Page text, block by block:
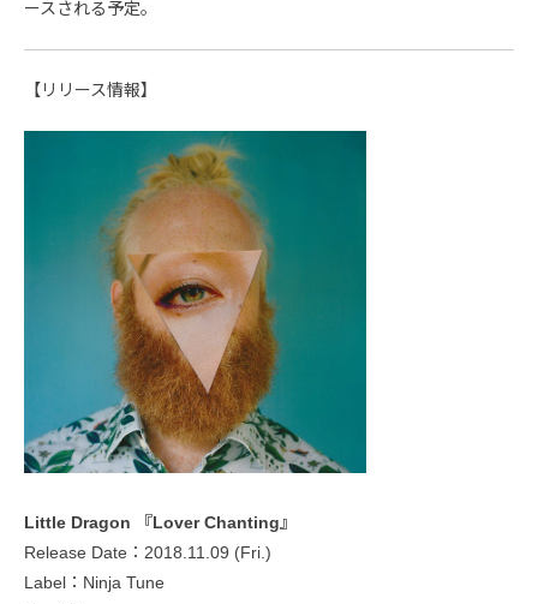
ースされる予定。
【リリース情報】
Little Dragon 『Lover Chanting』
Release Date：2018.11.09 (Fri.)
Label：Ninja Tune